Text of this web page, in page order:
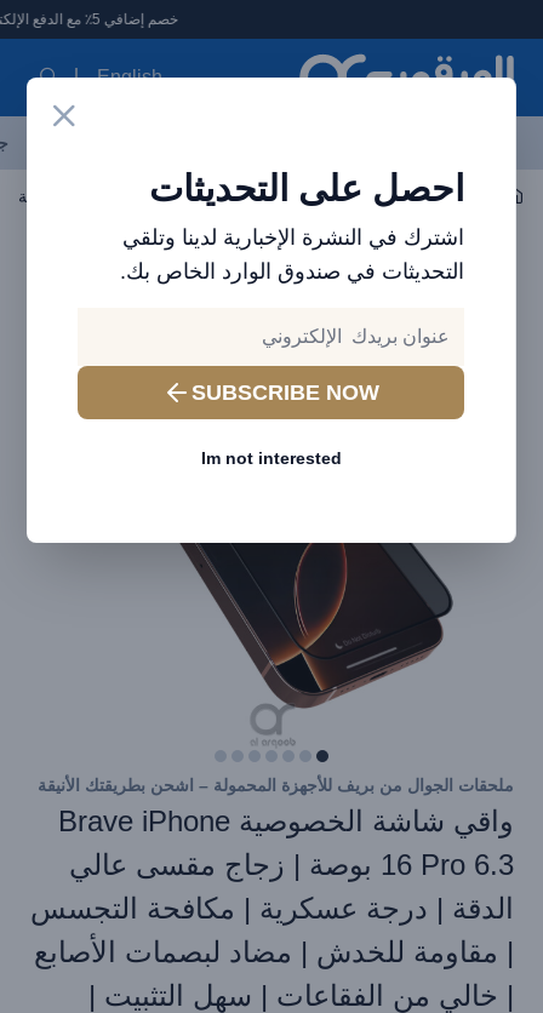
العرقوب - متجر الإلكترونيات في الإمارات
خصم إضافي 5٪ مع الدفع الإلكتروني
English
احصل على التحديثات
اشترك في النشرة الإخبارية لدينا وتلقي
التحديثات في صندوق الوارد الخاص بك.
SUBSCRIBE NOW
Im not interested
اكسسوارات الجوال واقيات الشاشة
ملحقات الجوال من بريف للأجهزة المحمولة – اشحن بطريقتك الأنيقة
واقي شاشة الخصوصية Brave iPhone
16 Pro 6.3 بوصة | زجاج مقسى عالي
الدقة | درجة عسكرية | مكافحة التجسس
| مقاومة للخدش | مضاد لبصمات الأصابع
| خالي من الفقاعات | سهل التثبيت |